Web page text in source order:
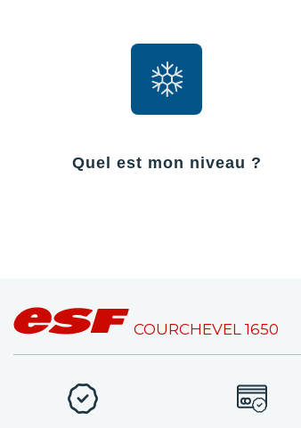
Quel est mon niveau ?
COURCHEVEL 1650